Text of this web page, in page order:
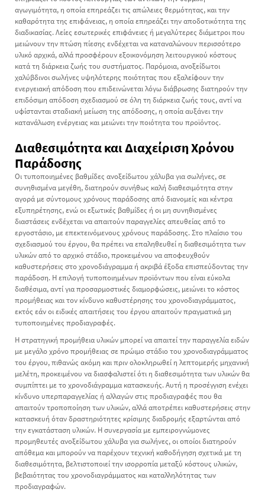
αγωγιμότητα, η οποία επηρεάζει τις απώλειες θερμότητας, και την
καθαρότητα της επιφάνειας, η οποία επηρεάζει την αποδοτικότητα της
διαδικασίας. Λείες εσωτερικές επιφάνειες ή μεγαλύτερες διάμετροι που
μειώνουν την πτώση πίεσης ενδέχεται να καταναλώνουν περισσότερο
υλικό αρχικά, αλλά προσφέρουν εξοικονόμηση λειτουργικού κόστους
κατά τη διάρκεια ζωής του συστήματος. Παρόμοια, ανοξείδωτοι
χαλύβδινοι σωλήνες υψηλότερης ποιότητας που εξαλείφουν την
ενεργειακή απόδοση που επιδεινώνεται λόγω διάβρωσης διατηρούν την
επιδόσιμη απόδοση σχεδιασμού σε όλη τη διάρκεια ζωής τους, αντί να
υφίστανται σταδιακή μείωση της απόδοσης, η οποία αυξάνει την
κατανάλωση ενέργειας και μειώνει την ποιότητα του προϊόντος.
Διαθεσιμότητα και Διαχείριση Χρόνου
Παράδοσης
Οι τυποποιημένες βαθμίδες ανοξείδωτου χάλυβα για σωλήνες, σε
συνηθισμένα μεγέθη, διατηρούν συνήθως καλή διαθεσιμότητα στην
αγορά με σύντομους χρόνους παράδοσης από διανομείς και κέντρα
εξυπηρέτησης, ενώ οι εξωτικές βαθμίδες ή οι μη συνηθισμένες
διαστάσεις ενδέχεται να απαιτούν παραγγελίες απευθείας από το
εργοστάσιο, με επεκτεινόμενους χρόνους παράδοσης. Στο πλαίσιο του
σχεδιασμού του έργου, θα πρέπει να επαληθευθεί η διαθεσιμότητα των
υλικών από το αρχικό στάδιο, προκειμένου να αποφευχθούν
καθυστερήσεις στο χρονοδιάγραμμα ή ακριβά έξοδα επισπεύδοντας την
παράδοση. Η επιλογή τυποποιημένων προϊόντων που είναι εύκολα
διαθέσιμα, αντί για προσαρμοστικές διαμορφώσεις, μειώνει το κόστος
προμήθειας και τον κίνδυνο καθυστέρησης του χρονοδιαγράμματος,
εκτός εάν οι ειδικές απαιτήσεις του έργου απαιτούν πραγματικά μη
τυποποιημένες προδιαγραφές.
Η στρατηγική προμήθεια υλικών μπορεί να απαιτεί την παραγγελία ειδών
με μεγάλο χρόνο προμήθειας σε πρώιμο στάδιο του χρονοδιαγράμματος
του έργου, πιθανώς ακόμη και πριν ολοκληρωθεί η λεπτομερής μηχανική
μελέτη, προκειμένου να διασφαλιστεί ότι η διαθεσιμότητα των υλικών θα
συμπίπτει με το χρονοδιάγραμμα κατασκευής. Αυτή η προσέγγιση ενέχει
κίνδυνο υπερπαραγγελίας ή αλλαγών στις προδιαγραφές που θα
απαιτούν τροποποίηση των υλικών, αλλά αποτρέπει καθυστερήσεις στην
κατασκευή όταν δραστηριότητες κρίσιμης διαδρομής εξαρτώνται από
την εγκατάσταση υλικών. Η συνεργασία με εμπειρογνώμονες
προμηθευτές ανοξείδωτου χάλυβα για σωλήνες, οι οποίοι διατηρούν
απόθεμα και μπορούν να παρέχουν τεχνική καθοδήγηση σχετικά με τη
διαθεσιμότητα, βελτιστοποιεί την ισορροπία μεταξύ κόστους υλικών,
βεβαιότητας του χρονοδιαγράμματος και καταλληλότητας των
προδιαγραφών.